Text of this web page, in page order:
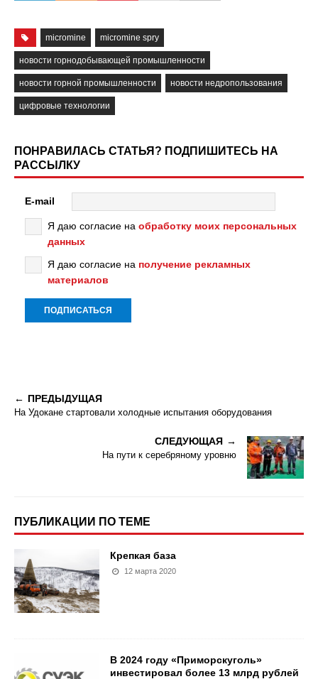
micromine micromine spry
новости горнодобывающей промышленности
новости горной промышленности новости недропользования
цифровые технологии
ПОНРАВИЛАСЬ СТАТЬЯ? ПОДПИШИТЕСЬ НА
РАССЫЛКУ
E-mail
Я даю согласие на обработку моих персональных
данных
Я даю согласие на получение рекламных
материалов
ПРЕДЫДУЩАЯ
На Удокане стартовали холодные испытания оборудования
СЛЕДУЮЩАЯ
На пути к серебряному уровню
ПУБЛИКАЦИИ ПО ТЕМЕ
Крепкая база
12 марта 2020
В 2024 году «Приморскуголь»
инвестировал более 13 млрд рублей